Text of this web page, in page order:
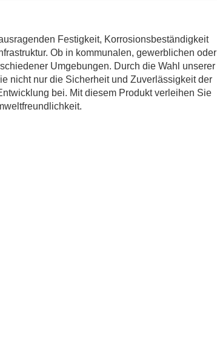
Festigkeit, Korrosionsbeständigkeit
Ob in kommunalen, gewerblichen oder
Umgebungen. Durch die Wahl unserer
nicht nur die Sicherheit und Zuverlässigkeit der
bei. Mit diesem Produkt verleihen Sie